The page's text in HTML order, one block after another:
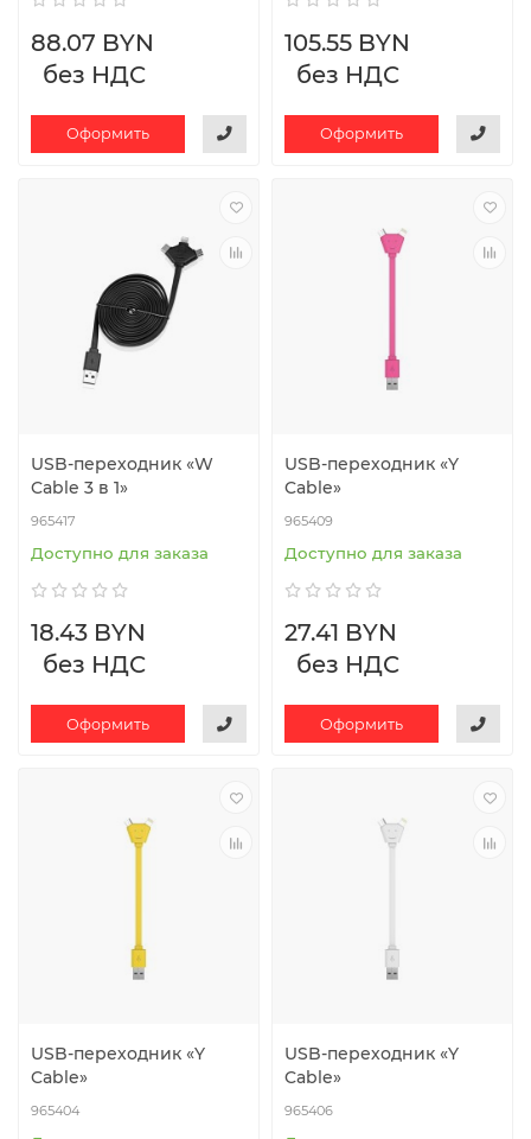
88.07 BYN
без НДС
Оформить
105.55 BYN
без НДС
Оформить
USB-переходник «W
Cable 3 в 1»
965417
Доступно для заказа
18.43 BYN
без НДС
Оформить
USB-переходник «Y
Cable»
965409
Доступно для заказа
27.41 BYN
без НДС
Оформить
USB-переходник «Y
Cable»
965404
USB-переходник «Y
Cable»
965406